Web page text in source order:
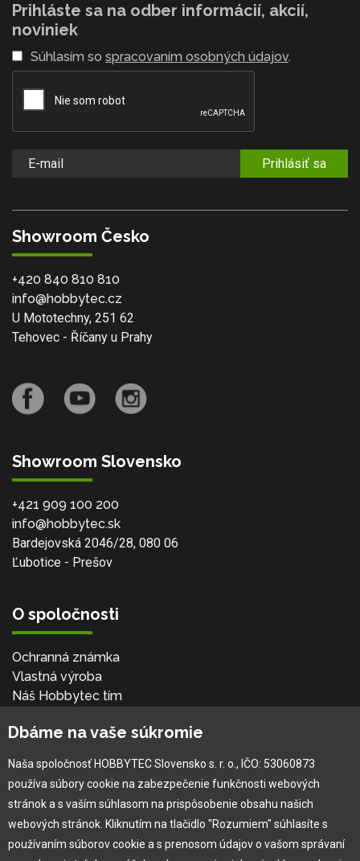
Prihláste sa na odber informácií, akcií,
noviniek
Súhlasím so spracovaním osobných údajov.
Prihlásiť sa
Showroom Česko
+420 840 810 810
info@hobbytec.cz
U Mototechny, 251 62
Tehovec - Říčany u Prahy
Showroom Slovensko
+421 909 100 200
info@hobbytec.sk
Bardejovská 2046/28, 080 06
Ľubotice - Prešov
O spoločnosti
Ochranná známka
Vlastná výroba
Náš Hobbytec tím
Naša história
Pre zákazníka
Garancia najlepšej ceny
Dbáme na vaše súkromie
Naša spoločnosť HOBBYTEC Slovensko s. r. o., IČO: 53060873
používa súbory cookie na zabezpečenie funkčnosti webových
stránok a s vaším súhlasom na prispôsobenie obsahu našich
webových stránok. Kliknutím na tlačidlo "Rozumiem" súhlasíte s
používaním súborov cookie a s prenosom údajov o vašom správaní